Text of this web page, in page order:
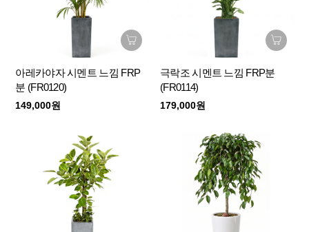
아레카야자 시멘트 느낌 FRP
분 (FR0120)
149,000원
극락조 시멘트 느낌 FRP분
(FR0114)
179,000원